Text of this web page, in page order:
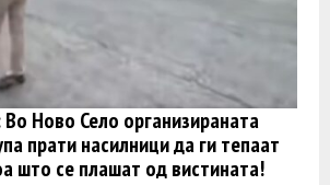
Ново Село организираната
прати насилници да ги тепаат
што се плашат од вистината!